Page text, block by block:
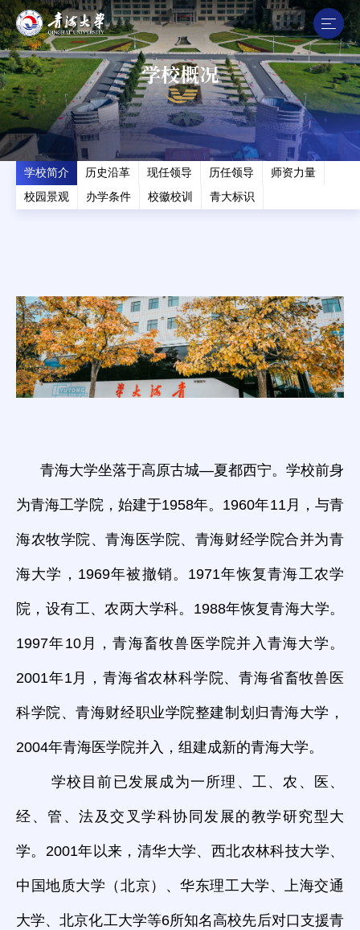
学校概况
学校简介 历史沿革 现任领导 历任领导
师资力量
校园景观
办学条件 校徽校训 青大标识
青海大学坐落于高原古城—夏都西宁。学校前身
为青海工学院，始建于1958年。1960年11月，与青
海农牧学院、青海医学院、青海财经学院合并为青
海大学，1969年被撤销。1971年恢复青海工农学
院，设有工、农两大学科。1988年恢复青海大学。
1997年10月，青海畜牧兽医学院并入青海大学。
2001年1月，青海省农林科学院、青海省畜牧兽医
科学院、青海财经职业学院整建制划归青海大学，
2004年青海医学院并入，组建成新的青海大学。
学校目前已发展成为一所理、工、农、医、
经、管、法及交叉学科协同发展的教学研究型大
学。2001年以来，清华大学、西北农林科技大学、
中国地质大学（北京）、华东理工大学、上海交通
大学、北京化工大学等6所知名高校先后对口支援青